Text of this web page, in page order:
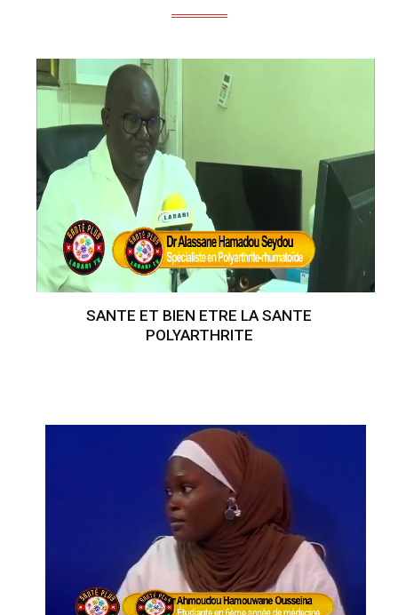
SANTE ET BIEN ETRE LA SANTE
POLYARTHRITE